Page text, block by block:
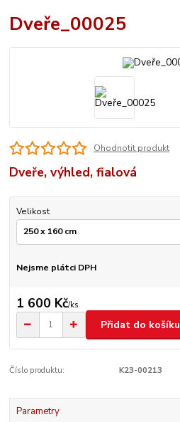
Dveře_00025
Ohodnotit produkt
Dveře, výhled, fialová
Velikost
Nejsme plátci DPH
1 600 Kč/ks
Přidat do košíku
Číslo produktu: K23-00213
Parametry